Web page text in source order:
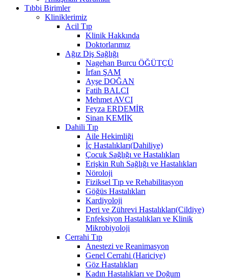
Tıbbi Birimler
Kliniklerimiz
Acil Tıp
Klinik Hakkında
Doktorlarımız
Ağız Diş Sağlığı
Nagehan Burcu ÖĞÜTÇÜ
İrfan ŞAM
Ayşe DOĞAN
Fatih BALCI
Mehmet AVCI
Feyza ERDEMİR
Sinan KEMİK
Dahili Tıp
Aile Hekimliği
İç Hastalıkları(Dahiliye)
Çocuk Sağlığı ve Hastalıkları
Erişkin Ruh Sağlığı ve Hastalıkları
Nöroloji
Fiziksel Tıp ve Rehabilitasyon
Göğüs Hastalıkları
Kardiyoloji
Deri ve Zührevi Hastalıkları(Cildiye)
Enfeksiyon Hastalıkları ve Klinik
Mikrobiyoloji
Cerrahi Tıp
Anestezi ve Reanimasyon
Genel Cerrahi (Hariciye)
Göz Hastalıkları
Kadın Hastalıkları ve Doğum